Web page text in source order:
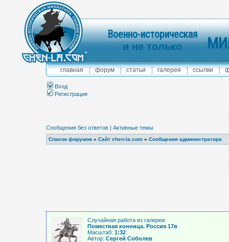
Военно-историческая
и не только
главная форум статьи галерея ссылки
Вход
Регистрация
Сообщения без ответов|Активные темы
Список форумов » Сайт chen-la.com » Сообщения администратора
Случайная работа из галереи:
Поместная конница. Россия 17в
Масштаб: 1:32
Автор: Сергей Соболев